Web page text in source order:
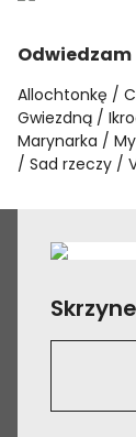
Odwiedzam
Allochtonkę
Gwiezdną
Marynarka
Sad rzeczy